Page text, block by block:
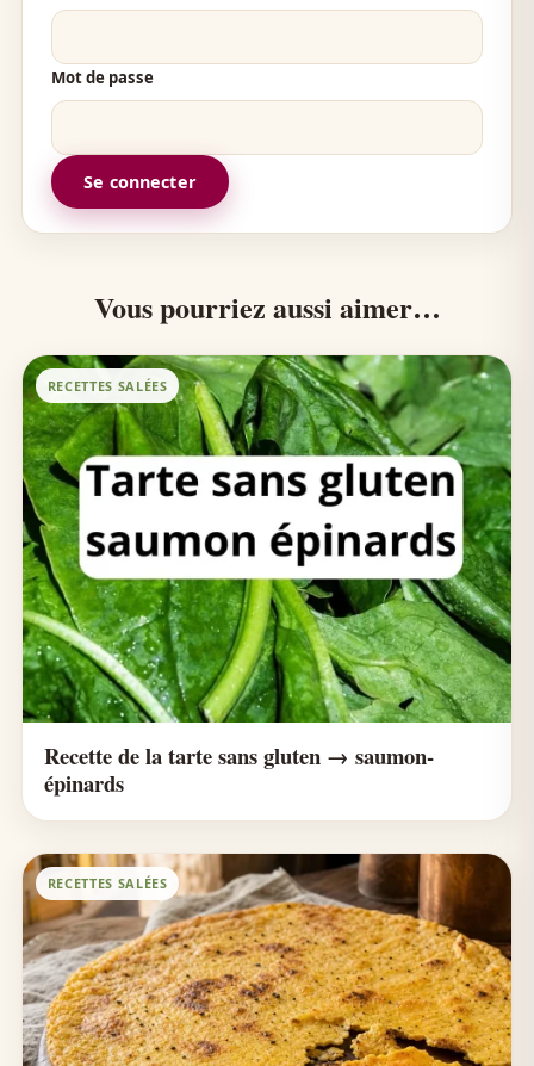
Mot de passe
Se connecter
Vous pourriez aussi aimer…
RECETTES SALÉES
Recette de la tarte sans gluten → saumon-
épinards
RECETTES SALÉES